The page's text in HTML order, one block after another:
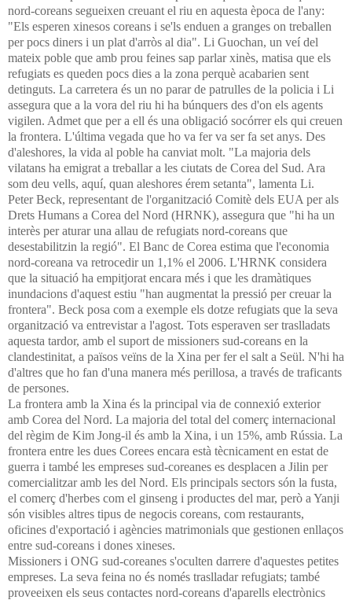
nord-coreans segueixen creuant el riu en aquesta època de l'any:
"Els esperen xinesos coreans i se'ls enduen a granges on treballen
per pocs diners i un plat d'arròs al dia". Li Guochan, un veí del
mateix poble que amb prou feines sap parlar xinès, matisa que els
refugiats es queden pocs dies a la zona perquè acabarien sent
detinguts. La carretera és un no parar de patrulles de la policia i Li
assegura que a la vora del riu hi ha búnquers des d'on els agents
vigilen. Admet que per a ell és una obligació socórrer els qui creuen
la frontera. L'última vegada que ho va fer va ser fa set anys. Des
d'aleshores, la vida al poble ha canviat molt. "La majoria dels
vilatans ha emigrat a treballar a les ciutats de Corea del Sud. Ara
som deu vells, aquí, quan aleshores érem setanta", lamenta Li.
Peter Beck, representant de l'organització Comitè dels EUA per als
Drets Humans a Corea del Nord (HRNK), assegura que "hi ha un
interès per aturar una allau de refugiats nord-coreans que
desestabilitzin la regió". El Banc de Corea estima que l'economia
nord-coreana va retrocedir un 1,1% el 2006. L'HRNK considera
que la situació ha empitjorat encara més i que les dramàtiques
inundacions d'aquest estiu "han augmentat la pressió per creuar la
frontera". Beck posa com a exemple els dotze refugiats que la seva
organització va entrevistar a l'agost. Tots esperaven ser traslladats
aquesta tardor, amb el suport de missioners sud-coreans en la
clandestinitat, a països veïns de la Xina per fer el salt a Seül. N'hi ha
d'altres que ho fan d'una manera més perillosa, a través de traficants
de persones.
La frontera amb la Xina és la principal via de connexió exterior
amb Corea del Nord. La majoria del total del comerç internacional
del règim de Kim Jong-il és amb la Xina, i un 15%, amb Rússia. La
frontera entre les dues Corees encara està tècnicament en estat de
guerra i també les empreses sud-coreanes es desplacen a Jilin per
comercialitzar amb les del Nord. Els principals sectors són la fusta,
el comerç d'herbes com el ginseng i productes del mar, però a Yanji
són visibles altres tipus de negocis coreans, com restaurants,
oficines d'exportació i agències matrimonials que gestionen enllaços
entre sud-coreans i dones xineses.
Missioners i ONG sud-coreanes s'oculten darrere d'aquestes petites
empreses. La seva feina no és només traslladar refugiats; també
proveeixen els seus contactes nord-coreans d'aparells electrònics